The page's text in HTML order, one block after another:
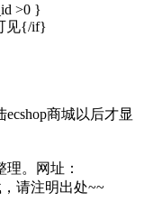
>0 }
见{/if}
商城以后才显
。网址：
请注明出处~~